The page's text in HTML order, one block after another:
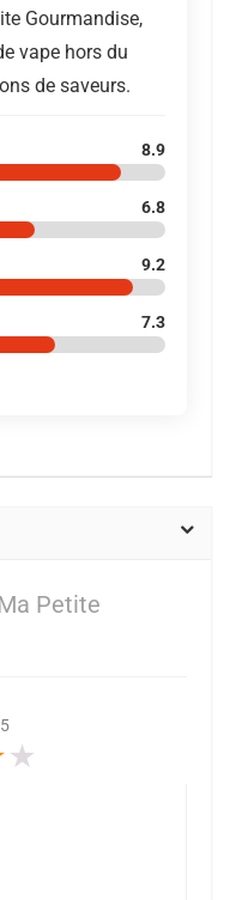
Gourmandise,
vape hors du
de saveurs.
8.9
6.8
9.2
7.3
Petite
★